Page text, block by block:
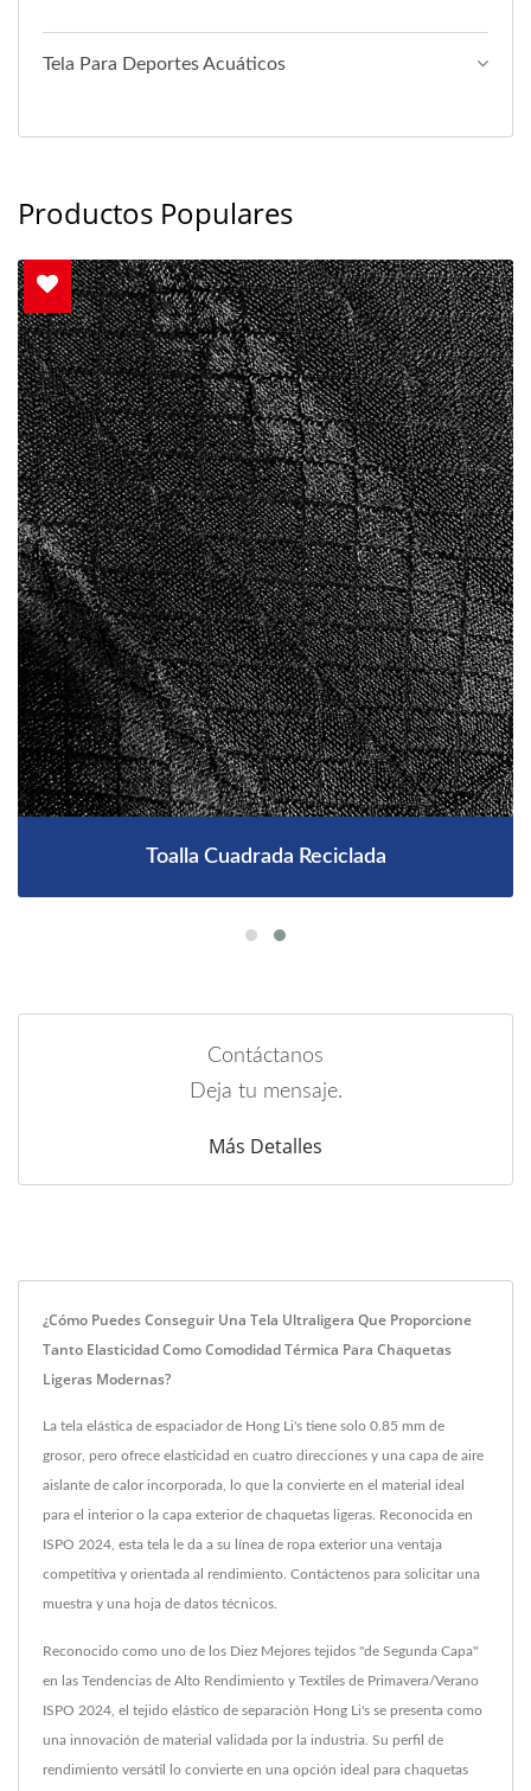
Tela Para Deportes Acuáticos
Productos Populares
Toalla Cuadrada Reciclada
Contáctanos
Deja tu mensaje.
Más Detalles
¿Cómo Puedes Conseguir Una Tela Ultraligera Que Proporcione
Tanto Elasticidad Como Comodidad Térmica Para Chaquetas
Ligeras Modernas?
La tela elástica de espaciador de Hong Li's tiene solo 0.85 mm de
grosor, pero ofrece elasticidad en cuatro direcciones y una capa de aire
aislante de calor incorporada, lo que la convierte en el material ideal
para el interior o la capa exterior de chaquetas ligeras. Reconocida en
ISPO 2024, esta tela le da a su línea de ropa exterior una ventaja
competitiva y orientada al rendimiento. Contáctenos para solicitar una
muestra y una hoja de datos técnicos.
Reconocido como uno de los Diez Mejores tejidos "de Segunda Capa"
en las Tendencias de Alto Rendimiento y Textiles de Primavera/Verano
ISPO 2024, el tejido elástico de separación Hong Li's se presenta como
una innovación de material validada por la industria. Su perfil de
rendimiento versátil lo convierte en una opción ideal para chaquetas